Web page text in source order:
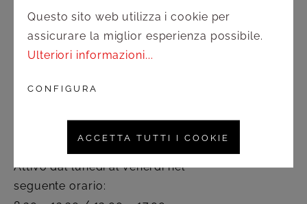
Spedizione e pagamento
Diritto di recesso
Contatto
Servizio clienti
Attivo dal lunedì al venerdì nel
seguente orario:
Questo sito web utilizza i cookie per
assicurare la miglior esperienza possibile.
Ulteriori informazioni...
CONFIGURA
ACCETTA TUTTI I COOKIE